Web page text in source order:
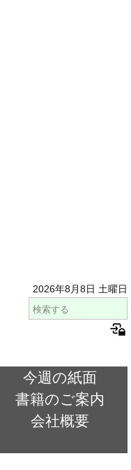
2026年8月8日 土曜日
今週の紙面
書籍のご案内
会社概要